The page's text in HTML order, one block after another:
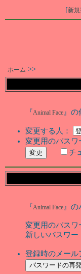
[新
ホーム >>
『Animal Face』の
変更する人：
変更用のパスワ
チ
『Animal Face 』
変更用のパスワ
新しいパスワー
登録時のメール